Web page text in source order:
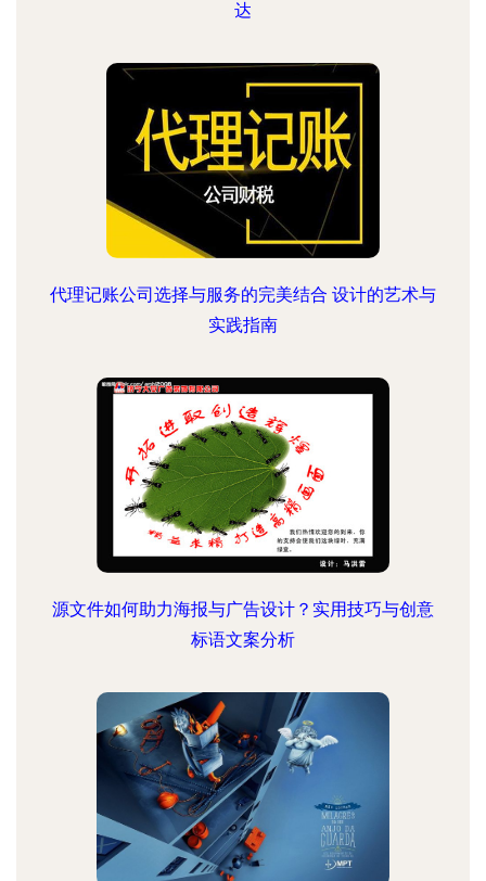
达
代理记账公司选择与服务的完美结合 设计的艺术与
实践指南
源文件如何助力海报与广告设计？实用技巧与创意
标语文案分析